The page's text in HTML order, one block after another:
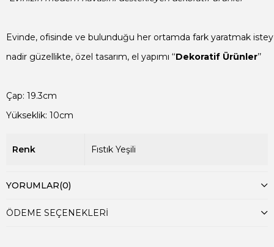
Evinde, ofisinde ve bulunduğu her ortamda fark yaratmak
nadir güzellikte, özel tasarım, el yapımı ‘‘Dekoratif Ürünler’’
Yükseklik: 10cm
Renk Fıstık Yeşili
YORUMLAR(0)
ÖDEME SEÇENEKLERI